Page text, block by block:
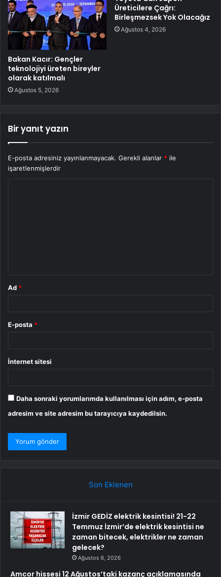
Bakan Kacır: Gençler
teknolojiyi üreten bireyler
olarak katılmalı
Ağustos 5, 2026
Üreticilere Çağrı:
Birleşmezsek Yok Olacağız
Ağustos 4, 2026
Bir yanıt yazın
E-posta adresiniz yayınlanmayacak. Gerekli alanlar * ile
işaretlenmişlerdir
Ad *
E-posta *
İnternet sitesi
Daha sonraki yorumlarımda kullanılması için adım, e-posta
adresim ve site adresim bu tarayıcıya kaydedilsin.
Son Eklenen
İzmir GEDİZ elektrik kesintisi! 21-22
Temmuz İzmir’de elektrik kesintisi ne
zaman bitecek, elektrikler ne zaman
gelecek?
Ağustos 6, 2026
Amcor hissesi 12 Ağustos’taki kazanç açıklamasında